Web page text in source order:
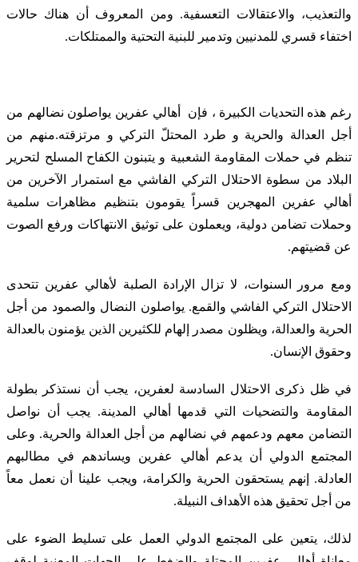
والتعذيب، والاعتقالات التعسفية. ومن المعروف أن هناك حالات
اختفاء قسري للمدنيين وتدمير للبنية التحتية والممتلكات.
رغم هذه التحديات الكبيرة ، فإن
أهالي عفرين يواصلون نضالهم من
أجل العدالة والحرية و طرد المحتلّ التركي و مرتزقته.منهم من
تنظم في حملات المقاومة الشعبية و يتبنون الكفاح المسلح لتحرير
البلاد من سطوة الاحتلال التركي الفاشي مع استمرار الآخرين من
أهالي عفرين المهجرين قسراً يقومون بتنظيم مظاهرات سلمية
وحملات تضامن دولية، ويعملون على توثيق الانتهاكات ورفع الصوت
عن قضيتهم.
ومع مرور السنوات، لا تزال الإرادة الصلبة لأهالي عفرين تتحدى
الاحتلال التركي الفاشي والقمع. يواصلون النضال والصمود من أجل
الحرية والعدالة، ويظلون مصدر إلهام للكثيرين الذين يؤمنون بالعدالة
وحقوق الإنسان.
في ظل ذكرى الاحتلال السادسة لعفرين، يجب أن نستذكر بطولة
المقاومة والتضحيات التي قدمها أهالي المدينة. يجب أن نواصل
التضامن معهم ودعمهم في نضالهم من أجل العدالة والحرية. وعلى
المجتمع الدولي أن يدعم أهالي عفرين ويساندهم في مطالبهم
العادلة. إنهم يستحقون الحرية والكرامة، ويجب علينا أن نعمل معاً
من أجل تحقيق هذه الأهداف النبيلة.
لذلك، يتعين على المجتمع الدولي العمل على تسليط الضوء على